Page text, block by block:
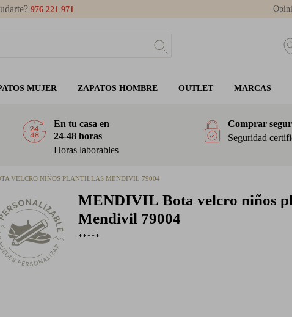
976 221 971
MUJER ZAPATOS HOMBRE OUTLET MARCAS
En tu casa en
24-48 horas
Horas laborables
Comprar
Seguridad
VELCRO NIÑOS PLANTILLAS MENDIVIL 79004
MENDIVIL Bota velcro niños
Mendivil 79004
*****